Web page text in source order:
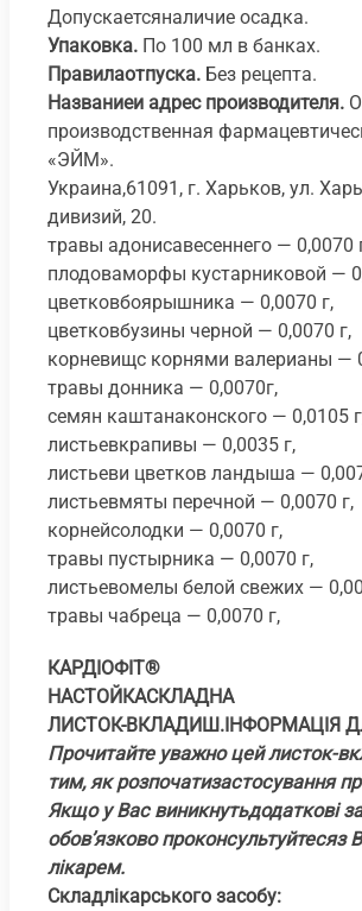
Допускаетсяналичие осадка.
Упаковка. По 100 мл в банках.
Правилаотпуска. Без рецепта.
Названиеи адрес производителя.
производственная
«ЭЙМ».
Украина,61091, г. Харьков, ул.
дивизий, 20.
травы адонисавесеннего — 0,0070
плодоваморфы кустарниковой —
цветковбоярышника — 0,0070 г,
цветковбузины черной — 0,0070 г,
корневищс корнями валерианы —
травы донника — 0,0070г,
семян каштанаконского — 0,0105
листьевкрапивы — 0,0035 г,
листьеви цветков ландыша —
листьевмяты перечной — 0,0070 г,
корнейсолодки — 0,0070 г,
травы пустырника — 0,0070 г,
листьевомелы белой свежих —
травы чабреца — 0,0070 г,
КАРДІОФІТ®
НАСТОЙКАСКЛАДНА
ЛИСТОК-ВКЛАДИШ.ІНФОРМАЦІЯ
Прочитайте уважно цей листок-
тим, як розпочатизастосування
Якщо у Вас виникнутьдодаткові
обов’язково проконсультуйтесяз
лікарем.
Складлікарського засобу: